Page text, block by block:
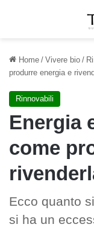
Home / Vivere bio /
produrre energia e
Rinnovabili
Energia
come
Ecco quanto
si ha un